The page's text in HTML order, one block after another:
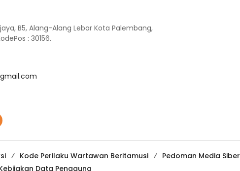
B5, Alang-Alang Lebar Kota Palembang,
: 30156.
Kode Perilaku Wartawan Beritamusi Pedoman Media Siber
Data Pengguna